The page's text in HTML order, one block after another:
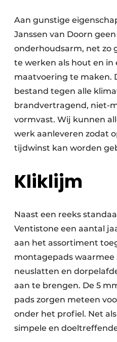
Aan gunstige
Janssen van Doorn
onderhoudsarm, net zo
te werken als hout en
maatvoering te maken.
bestand tegen alle
brandvertragend, niet-
vormvast. Wij kunnen
werk aanleveren zodat
tijdwinst kan worden
Kliklijm
Naast een reeks
Ventistone een aantal
aan het assortiment
montagepads waarmee
neuslatten en
aan te brengen. De 5
pads zorgen meteen
onder het profiel. Net
simpele en